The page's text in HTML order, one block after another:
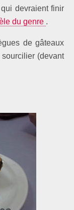
devraient finir
du genre .
de gâteaux
(devant